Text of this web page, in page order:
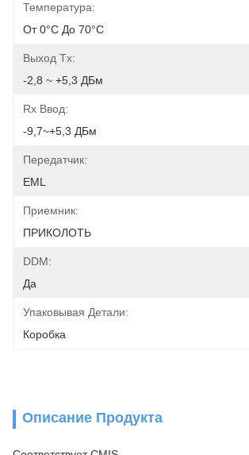
Температура:
От 0°C До 70°C
Выход Tx:
-2,8 ~ +5,3 ДБм
Rx Ввод:
-9,7~+5,3 ДБм
Передатчик:
EML
Приемник:
ПРИКОЛОТЬ
DDM:
Да
Упаковывая Детали:
Коробка
Описание Продукта